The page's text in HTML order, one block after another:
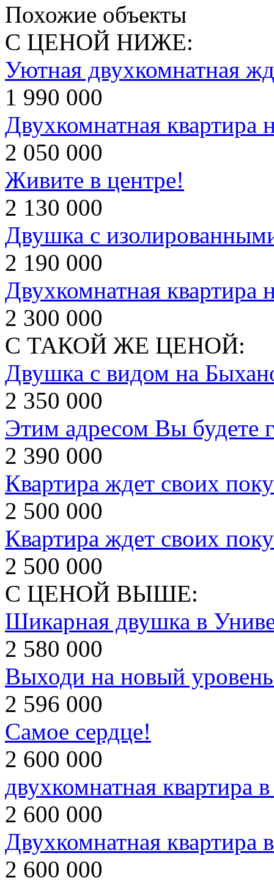
Похожие объекты
С ЦЕНОЙ НИЖЕ:
Уютная двухкомнатная
1 990 000
Двухкомнатная
2 050 000
Живите в центре!
2 130 000
Двушка с
2 190 000
Двухкомнатная квартира
2 300 000
С ТАКОЙ ЖЕ ЦЕНОЙ:
Двушка с видом на
2 350 000
Этим адресом Вы будете
2 390 000
Квартира ждет своих
2 500 000
Квартира ждет своих
2 500 000
С ЦЕНОЙ ВЫШЕ:
Шикарная двушка в
2 580 000
Выходи на новый
2 596 000
Самое сердце!
2 600 000
двухкомнатная квартира
2 600 000
Двухкомнатная квартира
2 600 000